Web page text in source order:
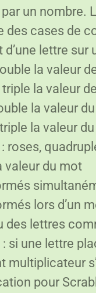
un nombre.
des cases de
lettre sur
la valeur
la valeur
la valeur
la valeur
roses,
valeur du mot
lors d’un
des lettres
si une lettre
pour